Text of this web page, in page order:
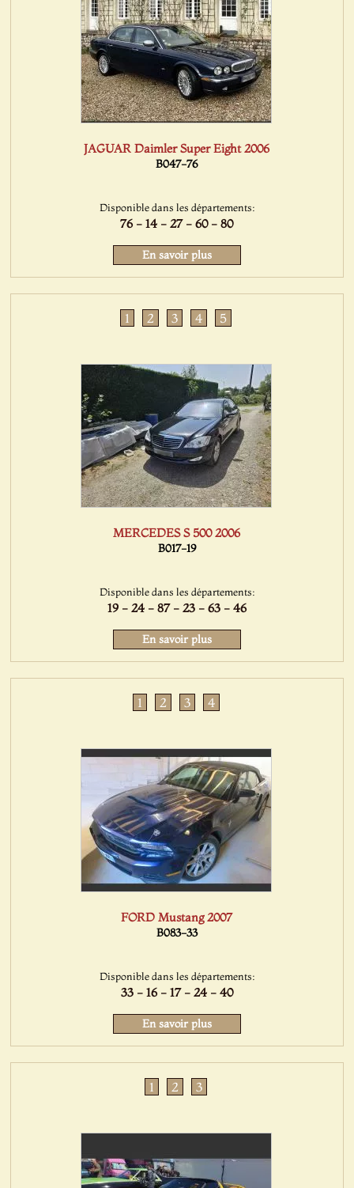
JAGUAR Daimler Super Eight 2006
B047-76
Disponible dans les départements:
76 - 14 - 27 - 60 - 80
En savoir plus
1 2 3 4 5
MERCEDES S 500 2006
B017-19
Disponible dans les départements:
19 - 24 - 87 - 23 - 63 - 46
En savoir plus
1 2 3 4
FORD Mustang 2007
B083-33
Disponible dans les départements:
33 - 16 - 17 - 24 - 40
En savoir plus
1 2 3